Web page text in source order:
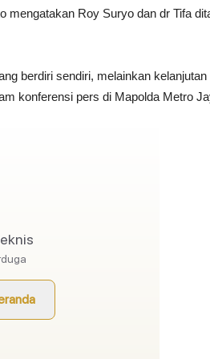
Roy Suryo dan dr Tifa
berdiri sendiri, melainkan
konferensi pers di Mapolda Metro